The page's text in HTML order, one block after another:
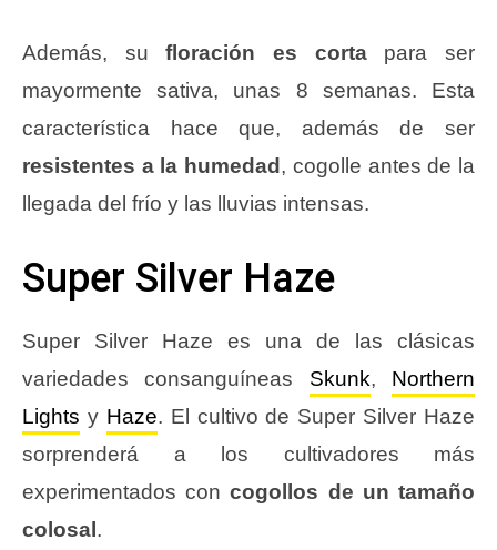
Además, sufloración es cortapara ser
mayormente sativa, unas 8 semanas. Esta
característica hace que, además de ser
resistentes a la humedad , cogolle antes de la
llegada del frío y las lluvias intensas.
Super Silver Haze
Super Silver Haze es una de las clásicas
variedades consanguíneas Skunk, Northern
Lights y Haze. El cultivo de Super Silver Haze
sorprenderá a los cultivadores más
experimentados concogollos de un tamaño
colosal .